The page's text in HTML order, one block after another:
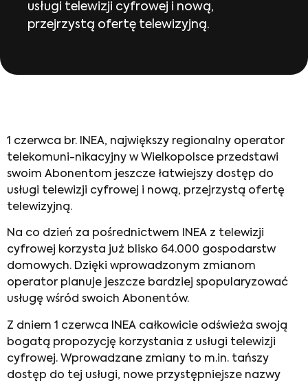
usługi telewizji cyfrowej i nową,
przejrzystą ofertę telewizyjną.
1 czerwca br. INEA, największy regionalny operator
telekomuni-nikacyjny w Wielkopolsce przedstawi
swoim Abonentom jeszcze łatwiejszy dostęp do
usługi telewizji cyfrowej i nową, przejrzystą ofertę
telewizyjną.
Na co dzień za pośrednictwem INEA z telewizji
cyfrowej korzysta już blisko 64.000 gospodarstw
domowych. Dzięki wprowadzonym zmianom
operator planuje jeszcze bardziej spopularyzować
usługę wśród swoich Abonentów.
Z dniem 1 czerwca INEA całkowicie odświeża swoją
bogatą propozycję korzystania z usługi telewizji
cyfrowej. Wprowadzane zmiany to m.in. tańszy
dostęp do tej usługi, nowe przystępniejsze nazwy